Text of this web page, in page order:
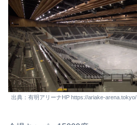
出典：有明アリーナHP https://ariake-arena.tokyo/